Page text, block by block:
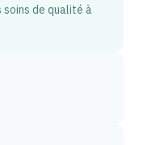
de qualité à